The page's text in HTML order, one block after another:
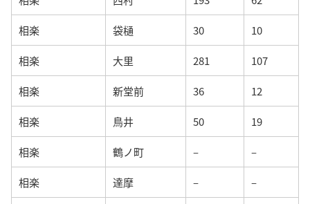
相楽 袋樋 30 10
相楽 大里 281 107
相楽 新堂前 36 12
相楽 鳥井 50 19
相楽 鶴ノ町 – –
相楽 達摩 – –